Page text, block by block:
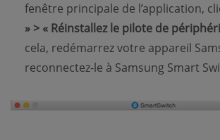
fenêtre principale de l’application,
» > « Réinstallez le pilote de
cela, redémarrez votre appareil
reconnectez-le à Samsung Smart